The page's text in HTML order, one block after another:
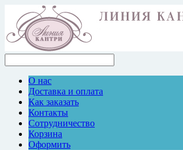
О нас
Доставка и оплата
Как заказать
Контакты
Сотрудничество
Корзина
Оформить